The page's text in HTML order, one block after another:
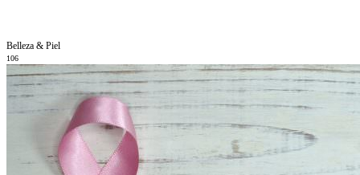
Belleza & Piel
106